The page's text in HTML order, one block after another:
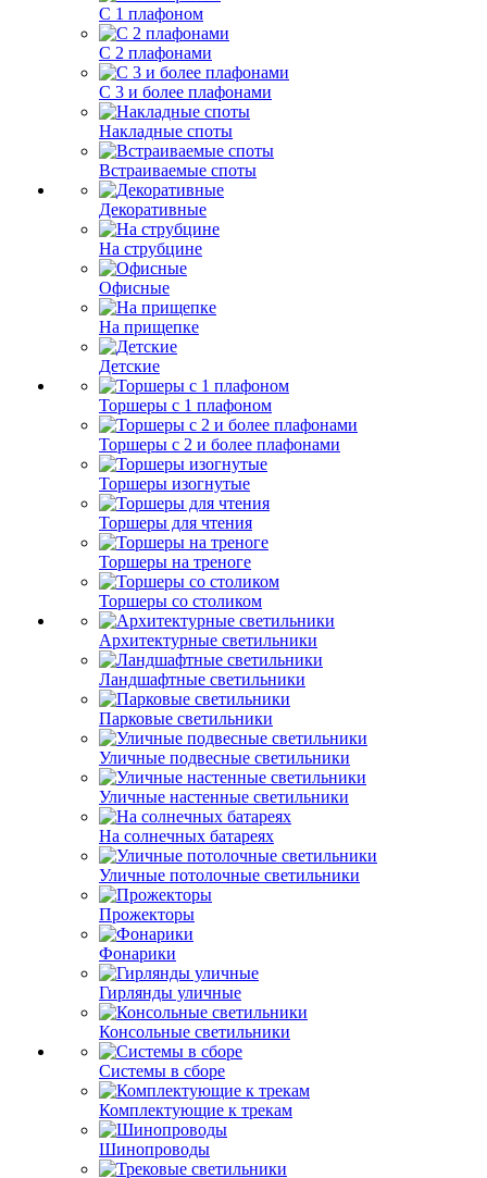
С 1 плафоном
С 2 плафонами
С 3 и более плафонами
Накладные споты
Встраиваемые споты
Декоративные
На струбцине
Офисные
На прищепке
Детские
Торшеры с 1 плафоном
Торшеры с 2 и более плафонами
Торшеры изогнутые
Торшеры для чтения
Торшеры на треноге
Торшеры со столиком
Архитектурные светильники
Ландшафтные светильники
Парковые светильники
Уличные подвесные светильники
Уличные настенные светильники
На солнечных батареях
Уличные потолочные светильники
Прожекторы
Фонарики
Гирлянды уличные
Консольные светильники
Системы в сборе
Комплектующие к трекам
Шинопроводы